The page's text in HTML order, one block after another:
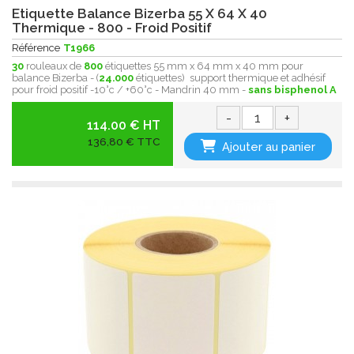
Etiquette Balance Bizerba 55 X 64 X 40
Thermique - 800 - Froid Positif
Référence T1966
30 rouleaux de 800 étiquettes 55 mm x 64 mm x 40 mm pour
balance Bizerba - (24.000 étiquettes) support thermique et adhésif
pour froid positif -10°c / +60°c - Mandrin 40 mm - sans bisphenol A
114.00 € HT
136,80 € TTC
- +
Ajouter au panier